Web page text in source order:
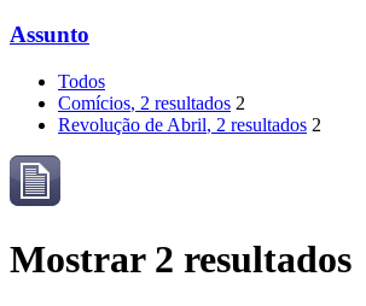
Assunto
Todos
Comícios, 2 resultados 2
Revolução de Abril, 2 resultados 2
Mostrar 2 resultados